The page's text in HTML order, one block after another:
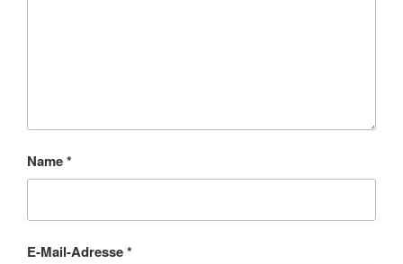
Name*
E-Mail-Adresse*